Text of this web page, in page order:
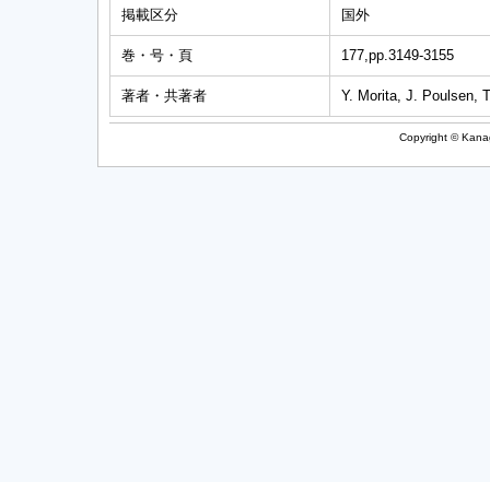
掲載区分 国外
巻・号・頁 177,pp.3149-3155
著者・共著者 Y. Morita, J. Poulsen,
Copyright ©